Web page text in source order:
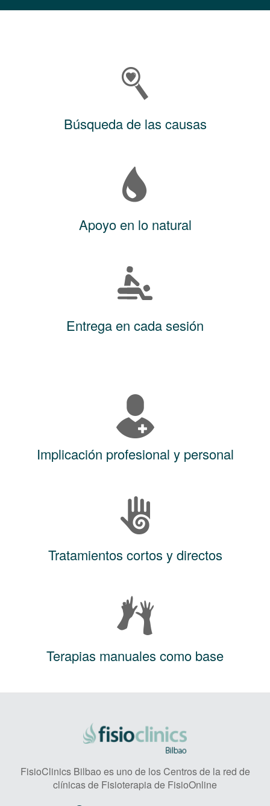
Búsqueda de las causas
Apoyo en lo natural
Entrega en cada sesión
Implicación profesional y personal
Tratamientos cortos y directos
Terapias manuales como base
FisioClinics Bilbao es uno de los Centros de la red de
clínicas de Fisioterapia de FisioOnline